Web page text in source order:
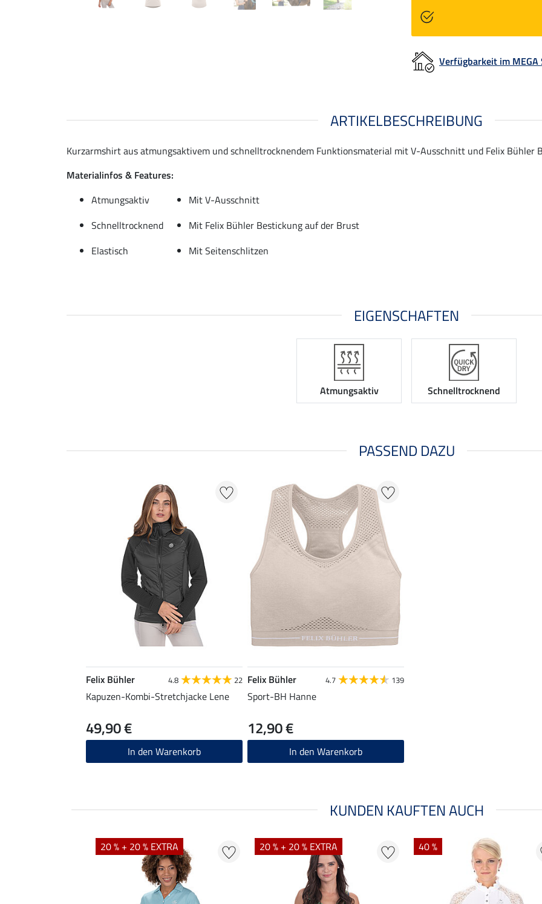
Verfügbarkeit im MEGA
ARTIKELBESCHREIBUNG
Kurzarmshirt aus atmungsaktivem und schnelltrocknendem Funktionsmaterial mit V-Ausschnitt und Felix Bühler
Materialinfos & Features:
Atmungsaktiv
Mit V-Ausschnitt
Schnelltrocknend
Mit Felix Bühler Bestickung auf der Brust
Elastisch
Mit Seitenschlitzen
EIGENSCHAFTEN
Atmungsaktiv Schnelltrocknend
PASSEND DAZU
Felix Bühler 4.8 22
Kapuzen-Kombi-Stretchjacke Lene
49,90 €
In den Warenkorb
Felix Bühler 4.7 139
Sport-BH Hanne
12,90 €
In den Warenkorb
KUNDEN KAUFTEN AUCH
20 % + 20 % EXTRA 20 % + 20 % EXTRA 40 %